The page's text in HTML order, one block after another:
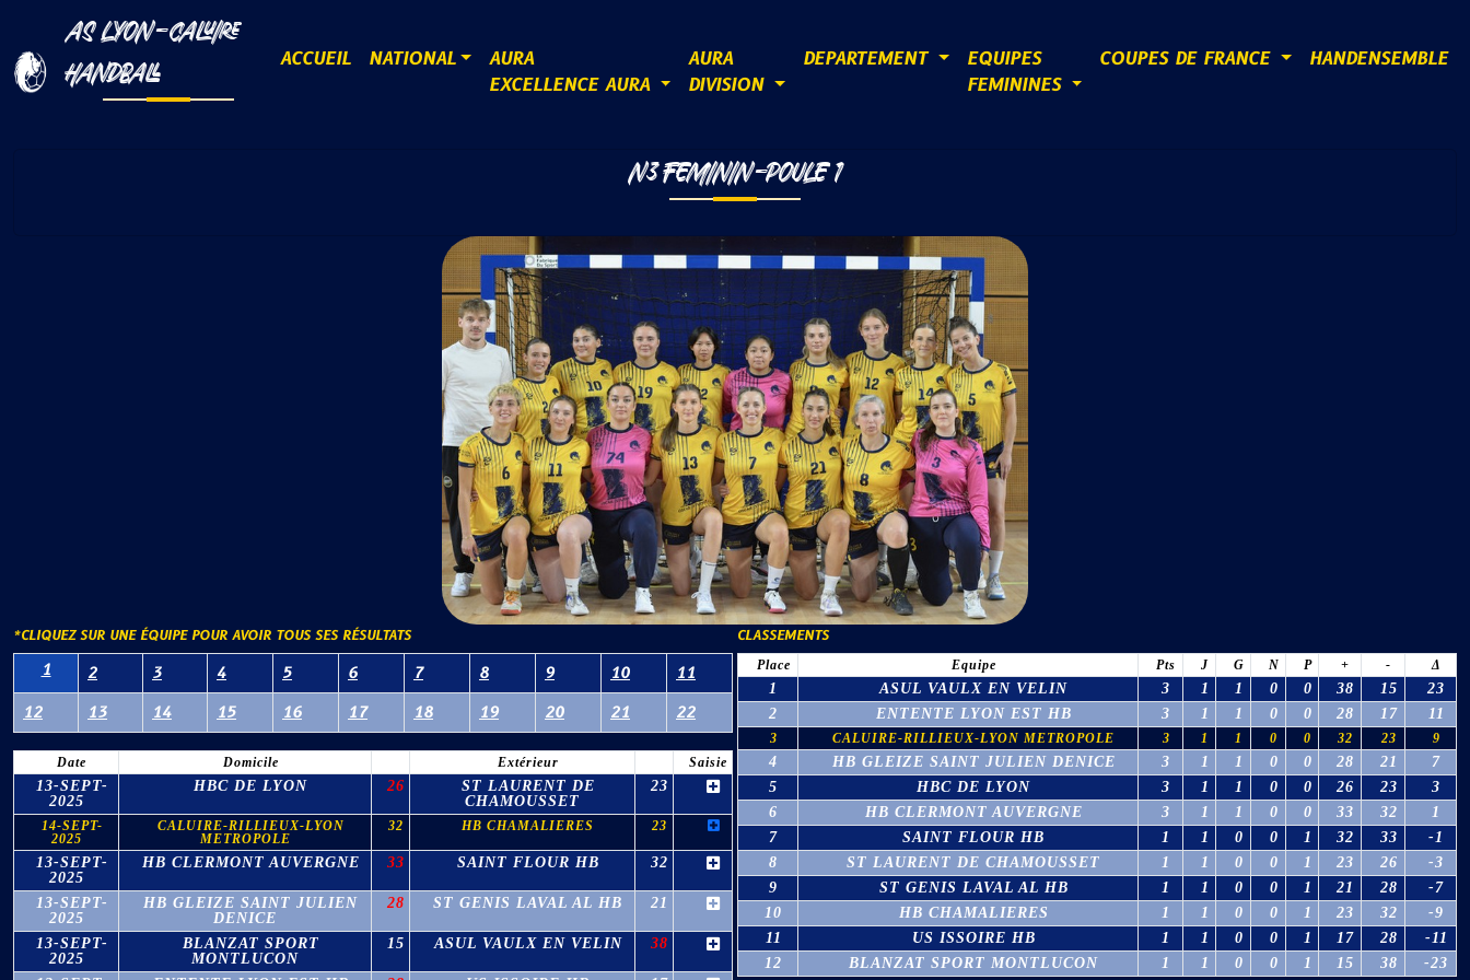
AS LYON-CALUIRE
HANDBALL
ACCUEIL NATIONAL
AURA
EXCELLENCE AURA
AURA
DIVISION
DEPARTEMENT
EQUIPES
FEMININES
COUPES DE FRANCE HANDENSEMBLE
N3 FEMININ-POULE 1
*CLIQUEZ SUR UNE ÉQUIPE POUR AVOIR TOUS SES RÉSULTATS
1 2 3 4 5 6 7 8 9 10
11
12
13 14 15 16 17 18 19 20 21 22
Date Domicile Extérieur Saisie
13-SEPT-
2025
HBC DE LYON 26
ST LAURENT DE
CHAMOUSSET
23
14-SEPT-
2025
CALUIRE-RILLIEUX-LYON
METROPOLE
32 HB CHAMALIERES 23
13-SEPT-
2025
HB CLERMONT AUVERGNE 33 SAINT FLOUR HB 32
13-SEPT-
2025
HB GLEIZE SAINT JULIEN
DENICE
28 ST GENIS LAVAL AL HB 21
13-SEPT-
2025
BLANZAT SPORT
MONTLUCON
15 ASUL VAULX EN VELIN 38
CLASSEMENTS
Place Equipe Pts J G N P + - Δ
1 ASUL VAULX EN VELIN 3 1 1 0 0 38 15
23
2
ENTENTE LYON EST HB 3 1 1 0 0 28 17 11
3 CALUIRE-RILLIEUX-LYON METROPOLE 3 1 1 0 0 32 23 9
4 HB GLEIZE SAINT JULIEN DENICE 3 1 1 0 0 28 21
7
5
HBC DE LYON 3 1 1 0 0 26 23
3
6
HB CLERMONT AUVERGNE 3 1 1 0 0 33 32
1
7
SAINT FLOUR HB 1 1 0 0 1 32 33
-1
8
ST LAURENT DE CHAMOUSSET 1 1 0 0 1 23 26
-3
9
ST GENIS LAVAL AL HB 1 1 0 0 1 21 28
-7
10
HB CHAMALIERES 1 1 0 0 1 23 32
-9
11
US ISSOIRE HB 1 1 0 0 1 17 28
-11
12
BLANZAT SPORT MONTLUCON 1 1 0 0 1 15 38 -23